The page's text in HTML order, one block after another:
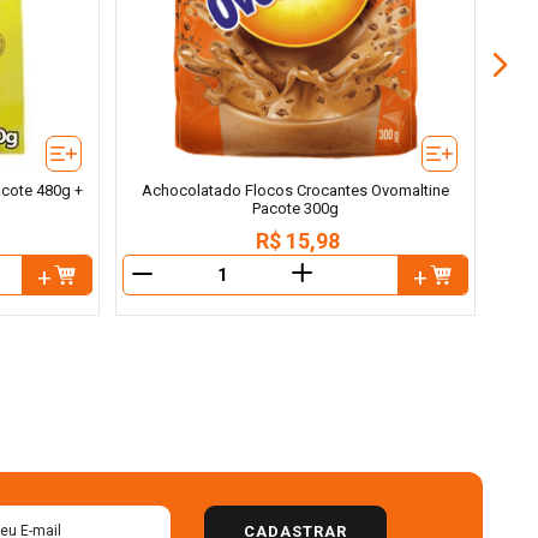
480g +
Achocolatado Flocos Crocantes Ovomaltine
Pacote 300g
R$ 15,98
＋
CADASTRAR